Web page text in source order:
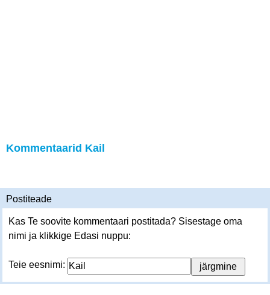
Kommentaarid Kail
Postiteade
Kas Te soovite kommentaari postitada? Sisestage oma
nimi ja klikkige Edasi nuppu:
Teie eesnimi: